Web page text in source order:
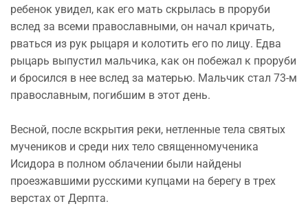
ребенок увидел, как его мать скрылась в проруби
вслед за всеми православными, он начал кричать,
рваться из рук рыцаря и колотить его по лицу. Едва
рыцарь выпустил мальчика, как он побежал к проруби
и бросился в нее вслед за матерью. Мальчик стал 73-м
православным, погибшим в этот день.
Весной, после вскрытия реки, нетленные тела святых
мучеников и среди них тело священномученика
Исидора в полном облачении были найдены
проезжавшими русскими купцами на берегу в трех
верстах от Дерпта.